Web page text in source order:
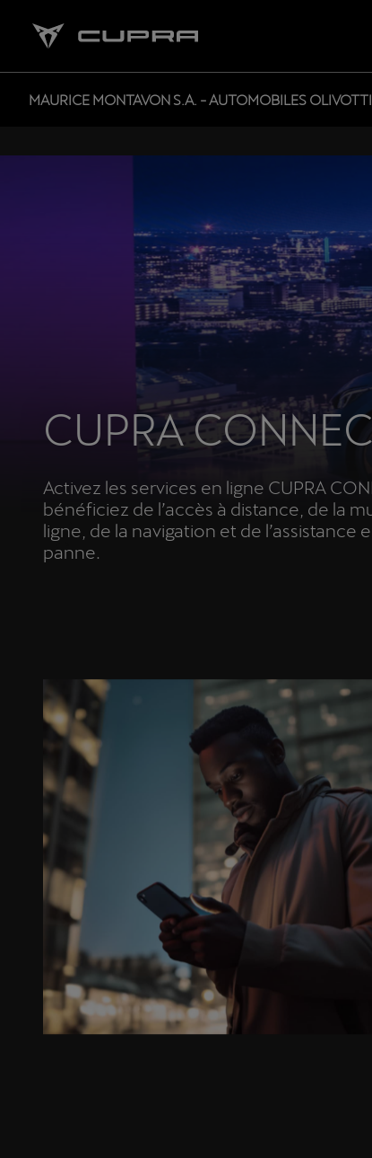
MAURICE MONTAVON S.A. - AUTOMOBILES OLIVOTTI